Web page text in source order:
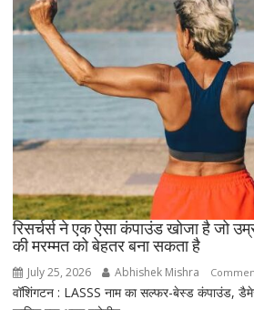
रिसर्चर्स ने एक ऐसा कंपाउंड खोजा है जो
की मरम्मत को बेहतर बना सकता है
July 25, 2026 Abhishek Mishra
वॉशिंगटन : LASSS नाम का सल्फर-बेस्ड कंपाउंड,